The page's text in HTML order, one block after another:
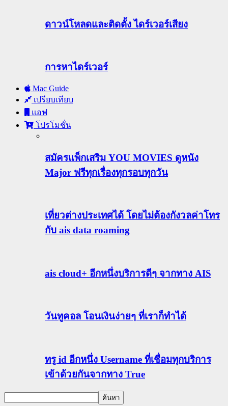
ดาวน์โหลดและติดตั้ง ไดร์เวอร์เสียง
การหาไดร์เวอร์
Mac Guide
เปรียบเทียบ
แอฟ
โปรโมชั่น
สมัครแพ็กเสริม YOU MOVIES ดูหนัง
Major ฟรีทุกเรื่องทุกรอบทุกวัน
เที่ยวต่างประเทศได้ โดยไม่ต้องกังวลค่าโทร
กับ ais data roaming
ais cloud+ อีกหนึ่งบริการดีๆ จากทาง AIS
วันทูคอล โอนเงินง่ายๆ ที่เราก็ทำได้
ทรู id อีกหนึ่ง Username ที่เชื่อมทุกบริการ
เข้าด้วยกันจากทาง True